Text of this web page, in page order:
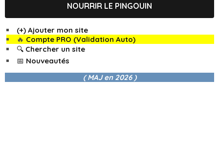
NOURRIR LE PINGOUIN
(+) Ajouter mon site
🔥 Compte PRO (Validation Auto)
🔍 Chercher un site
📅 Nouveautés
( MAJ en 2026 )